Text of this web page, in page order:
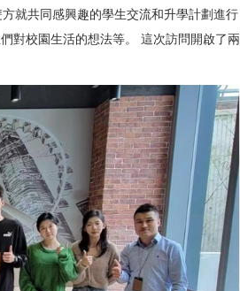
就共同感興趣的學生交流和升學計劃進行
對校園生活的想法等。 這次訪問開啟了兩